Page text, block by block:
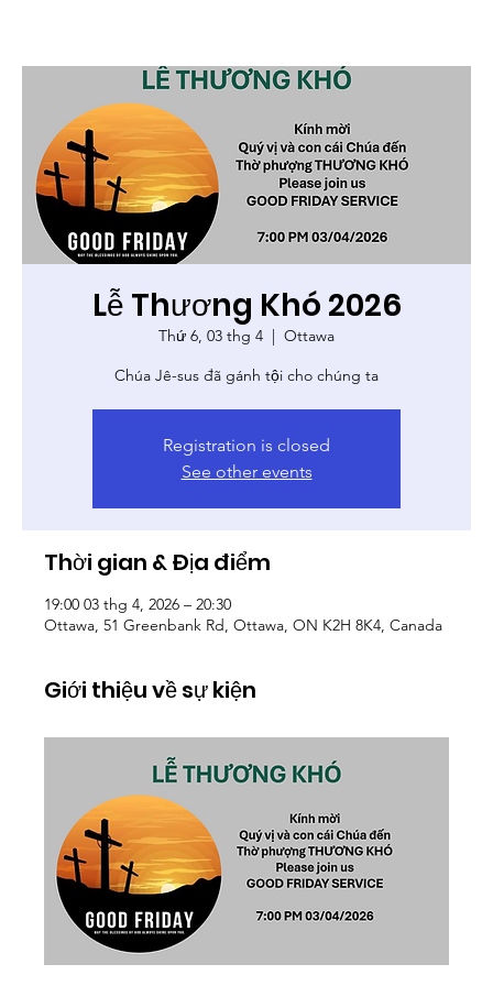
Lễ Thương Khó 2026
Thứ 6, 03 thg 4
  |
Ottawa
Chúa Jê-sus đã gánh tội cho chúng ta
Registration is closed
See other events
Thời gian & Địa điểm
19:00 03 thg 4, 2026 – 20:30
Ottawa, 51 Greenbank Rd, Ottawa, ON K2H 8K4, Canada
Giới thiệu về sự kiện